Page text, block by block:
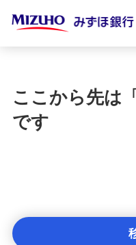
ここから先は「
です